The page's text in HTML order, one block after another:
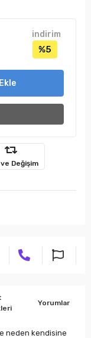
indirim
%5
Değişim
Yorumlar
neden kendisine